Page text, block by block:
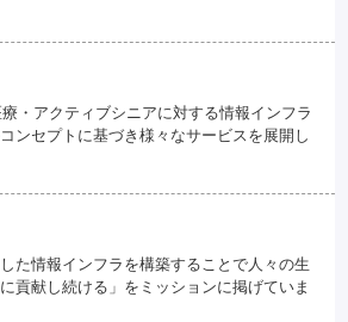
・アクティブシニアに対する情報インフラ
ンセプトに基づき様々なサービスを展開し
た情報インフラを構築することで人々の生
貢献し続ける」をミッションに掲げていま